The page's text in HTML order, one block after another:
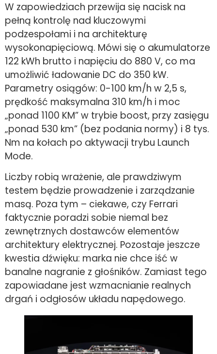
W zapowiedziach przewija się nacisk na
pełną kontrolę nad kluczowymi
podzespołami i na architekturę
wysokonapięciową. Mówi się o akumulatorze
122 kWh brutto i napięciu do 880 V, co ma
umożliwić ładowanie DC do 350 kW.
Parametry osiągów: 0-100 km/h w 2,5 s,
prędkość maksymalna 310 km/h i moc
„ponad 1100 KM” w trybie boost, przy zasięgu
„ponad 530 km” (bez podania normy) i 8 tys.
Nm na kołach po aktywacji trybu Launch
Mode.
Liczby robią wrażenie, ale prawdziwym
testem będzie prowadzenie i zarządzanie
masą. Poza tym – ciekawe, czy Ferrari
faktycznie poradzi sobie niemal bez
zewnętrznych dostawców elementów
architektury elektrycznej. Pozostaje jeszcze
kwestia dźwięku: marka nie chce iść w
banalne nagranie z głośników. Zamiast tego
zapowiadane jest wzmacnianie realnych
drgań i odgłosów układu napędowego.